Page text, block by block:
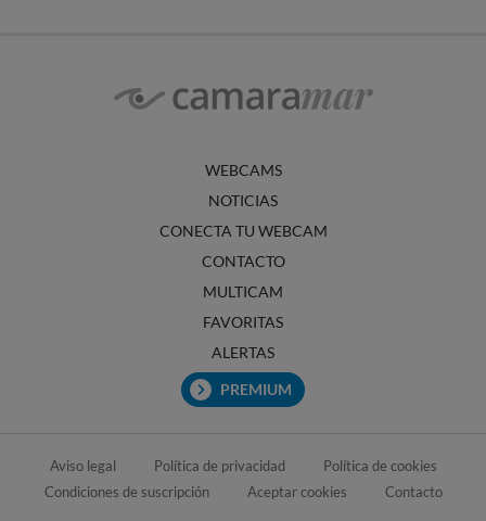
WEBCAMS
NOTICIAS
CONECTA TU WEBCAM
CONTACTO
MULTICAM
FAVORITAS
ALERTAS
PREMIUM
Aviso legal Política de privacidad
Política de cookies
Condiciones de suscripción
Aceptar cookies Contacto